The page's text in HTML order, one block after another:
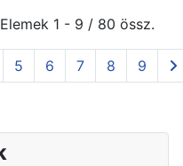
Elemek 1 - 9 / 80 össz.
5 6 7 8 9